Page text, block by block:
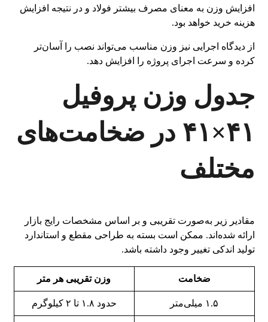
افزایش وزن به معنای مصرف بیشتر فولاد و در نتیجه افزایش
هزینه خرید خواهد بود.
از دیدگاه اجرایی نیز وزن مناسب می‌تواند نصب را آسان‌تر
کرده و سرعت اجرای پروژه را افزایش دهد.
جدول وزن پروفیل
۴۱×۴۱ در ضخامت‌های
مختلف
مقادیر زیر به‌صورت تقریبی و بر اساس مشخصات رایج بازار
ارائه شده‌اند. ممکن است بسته به طراحی مقطع و استاندارد
تولید اندکی تغییر وجود داشته باشد.
ضخامت وزن تقریبی هر متر
۱.۵ میلی‌متر حدود ۱.۸ تا ۲ کیلوگرم